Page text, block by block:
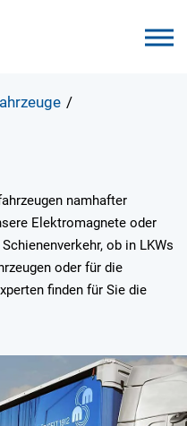
/
namhafter
Elektromagnete oder
ob in LKWs
oder für die
finden für Sie die